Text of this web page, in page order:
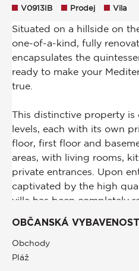
V0913IB Prodej Vila
OBČANSKÁ VYBAVENOST
Obchody
Pláž